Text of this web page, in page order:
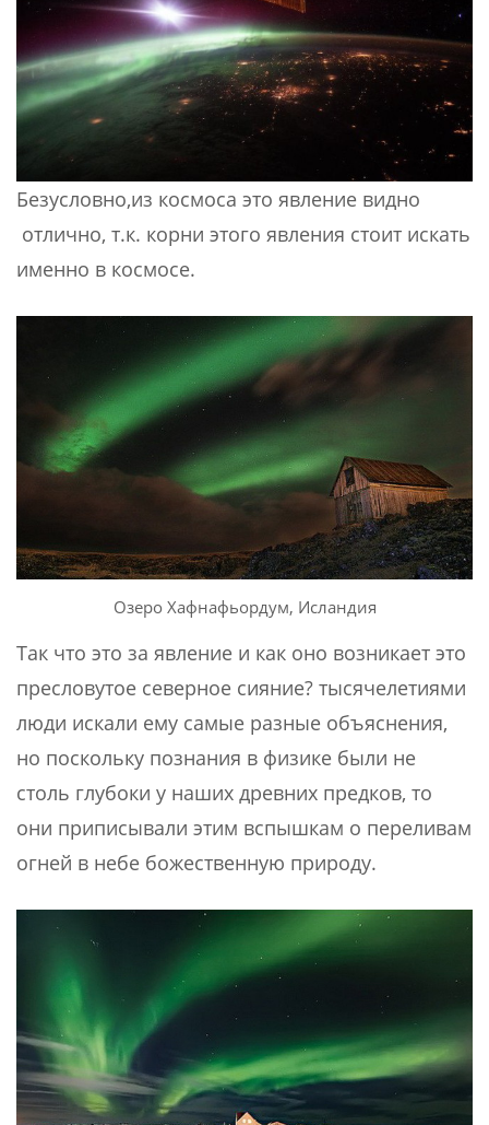
Безусловно,из космоса это явление видно
отлично, т.к. корни этого явления стоит искать
именно в космосе.
Озеро Хафнафьордум, Исландия
Так что это за явление и как оно возникает это
пресловутое северное сияние? тысячелетиями
люди искали ему самые разные объяснения,
но поскольку познания в физике были не
столь глубоки у наших древних предков, то
они приписывали этим вспышкам о переливам
огней в небе божественную природу.